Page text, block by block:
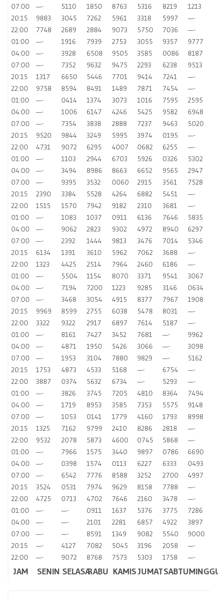
07:00
—- 5110 1850 8763 5316 8219
1213
20:15
9883 3045 7262 5961 3318 5997
—-
22:00
7748 2689 2884 9073 5750 7036
—-
01:00
—- 1916 7939 2753 3055 9357
9777
04:00
—- 3928 6508 9505 3585 0086
8187
07:00
—- 7352 9632 9475 2293 6238
9513
20:15
1317 6650 5446 7701 9414 7241
—-
22:00
9758 8594 8491 1489 7871 7454
—-
01:00
—- 0414 1374 3073 1016 7595
2595
04:00
—- 1006 6147 4246 5425 9582
6948
07:00
—- 7354 3838 2888 7237 9463
5020
20:15
9520 9844 3249 5995 3974 0195
—-
22:00
4731 9072 6295 4007 0682 6255
—-
01:00
—- 1103 2944 6703 5926 0326
5302
04:00
—- 3494 8986 8663 6652 9565
2947
07:00
—- 9395 3532 0060 2915 3561
7528
20:15
2390 3384 5528 4264 6882 5451
—-
22:00
1515 1570 7942 9182 2310 3681
—-
01:00
—- 1083 1037 0911 6136 7646
5835
04:00
—- 9062 2823 9302 4972 8940
6297
07:00
—- 2392 1444 9813 3476 7014
5346
20:15
6134 1391 3610 5962 7062 3688
—-
22:00
1323 4425 2514 7964 2460 6186
—-
01:00
—- 5504 1154 8070 3371 9541
3067
04:00
—- 7194 7200 1223 9285 3146
0634
07:00
—- 3468 3054 4915 8377 7967
1908
20:15
9969 8599 2755 6038 5478 8031
—-
22:00
3322 9322 2917 6897 7614 5187
—-
01:00
—- 8161 7427 3452 7681 —-
9962
04:00
—- 4871 1950 5426 3066 —-
3098
07:00
—- 1953 3104 7880 9829 —-
5162
20:15
1753 4873 4533 5168 —- 6754
—-
22:00
3887 0374 5632 6734 —- 5293
—-
01:00
—- 3826 3745 7205 4810 8364
7494
04:00
—- 1719 8953 3585 7353 5575
9148
07:00
—- 1053 0141 1779 4160 1793
8998
20:15
1325 7162 9799 2410 8286 2818
—-
22:00
9532 2078 5873 4600 0745 5868
—-
01:00
—- 7966 1575 3440 9897 0786
6690
04:00
—- 0398 1574 0113 6227 6333
0493
07:00
—- 6542 7776 8588 3252 2700
4997
20:15
3524 0531 7974 9629 8158 7788
—-
22:00
4725 0713 4702 7646 2160 3478
—-
01:00
—- —- 0911 1637 5376 3775
7286
04:00
—- —- 2101 2281 6857 4922
3897
07:00
—- —- 8591 1349 9082 5540
9000
20:15
—- 4127 7082 5045 3196 2058
—-
22:00
—- 9072 8768 7573 5303 1758 —-
JAM SENIN SELASARABU KAMISJUMATSABTU